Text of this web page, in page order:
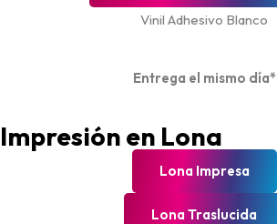
Vinil Adhesivo Blanco
Entrega el mismo día*
Impresión en Lona
Lona Impresa
Lona Traslucida